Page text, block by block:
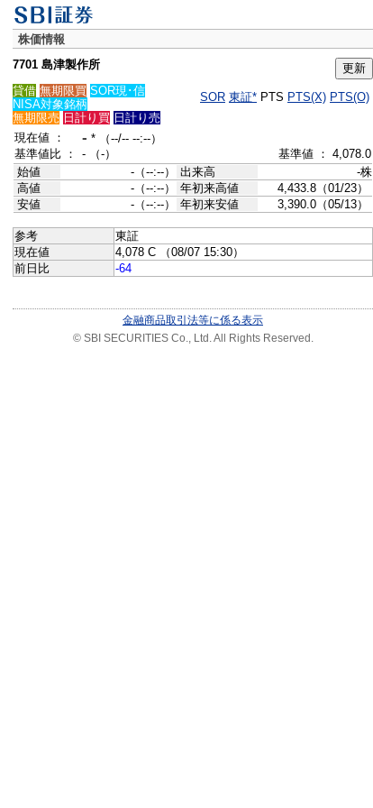
株価情報
7701 島津製作所
貸借 無期限買 SOR現･信
NISA対象銘柄
SOR 東証* PTS PTS(X) PTS(O)
無期限売 日計り買 日計り売
現在値 ：
- * （--/-- --:--）
基準値比 ：
- （-）
基準値 ： 4,078.0
始値
-（--:--） 出来高
-株
高値
-（--:--） 年初来高値
4,433.8（01/23）
安値
-（--:--） 年初来安値 3,390.0（05/13）
参考
東証
現在値
4,078 C （08/07 15:30）
前日比
-64
金融商品取引法等に係る表示
© SBI SECURITIES Co., Ltd. All Rights Reserved.